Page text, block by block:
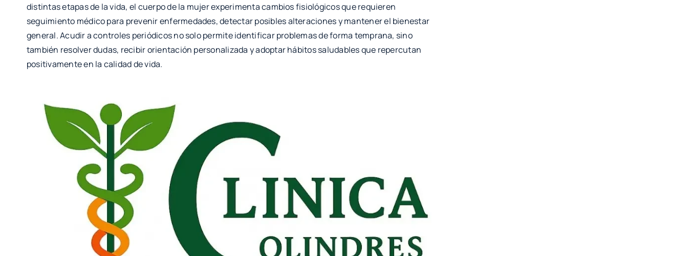
distintas etapas de la vida, el cuerpo de la mujer experimenta cambios fisiológicos que requieren
seguimiento médico para prevenir enfermedades, detectar posibles alteraciones y mantener el bienestar
general. Acudir a controles periódicos no solo permite identificar problemas de forma temprana, sino
también resolver dudas, recibir orientación personalizada y adoptar hábitos saludables que repercutan
positivamente en la calidad de vida.